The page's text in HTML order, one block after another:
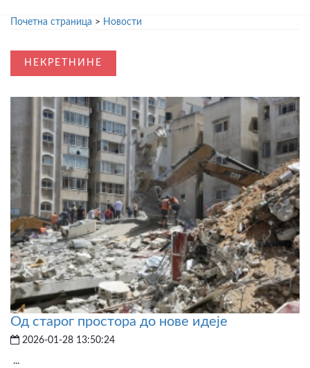
Почетна страница > Новости
НЕКРЕТНИНЕ
Од старог простора до нове идеје
2026-01-28 13:50:24
...